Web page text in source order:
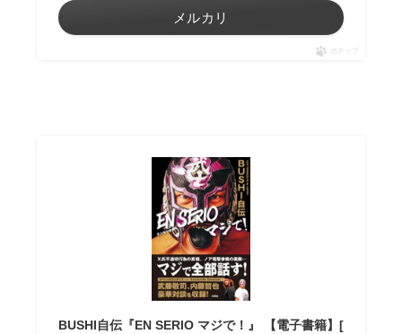
メルカリ
ポチップ
BUSHI自伝『EN SERIO マジで！』 【電子書籍】[